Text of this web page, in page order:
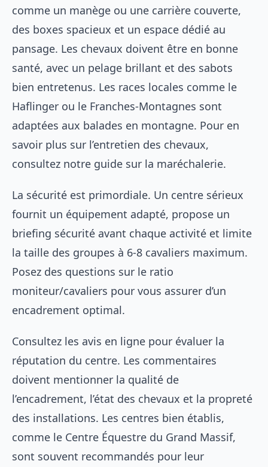
comme un manège ou une carrière couverte,
des boxes spacieux et un espace dédié au
pansage. Les chevaux doivent être en bonne
santé, avec un pelage brillant et des sabots
bien entretenus. Les races locales comme le
Haflinger ou le Franches-Montagnes sont
adaptées aux balades en montagne. Pour en
savoir plus sur l’entretien des chevaux,
consultez notre guide sur la maréchalerie.
La sécurité est primordiale. Un centre sérieux
fournit un équipement adapté, propose un
briefing sécurité avant chaque activité et limite
la taille des groupes à 6-8 cavaliers maximum.
Posez des questions sur le ratio
moniteur/cavaliers pour vous assurer d’un
encadrement optimal.
Consultez les avis en ligne pour évaluer la
réputation du centre. Les commentaires
doivent mentionner la qualité de
l’encadrement, l’état des chevaux et la propreté
des installations. Les centres bien établis,
comme le Centre Équestre du Grand Massif,
sont souvent recommandés pour leur